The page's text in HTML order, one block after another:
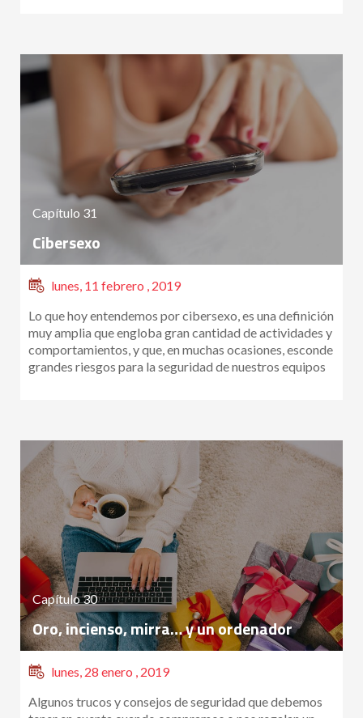
Capítulo 31
Cibersexo
lunes, 11 febrero , 2019
Lo que hoy entendemos por cibersexo, es una definición
muy amplia que engloba gran cantidad de actividades y
comportamientos, y que, en muchas ocasiones, esconde
grandes riesgos para la seguridad de nuestros equipos
Capítulo 30
Oro, incienso, mirra… y un ordenador
lunes, 28 enero , 2019
Algunos trucos y consejos de seguridad que debemos